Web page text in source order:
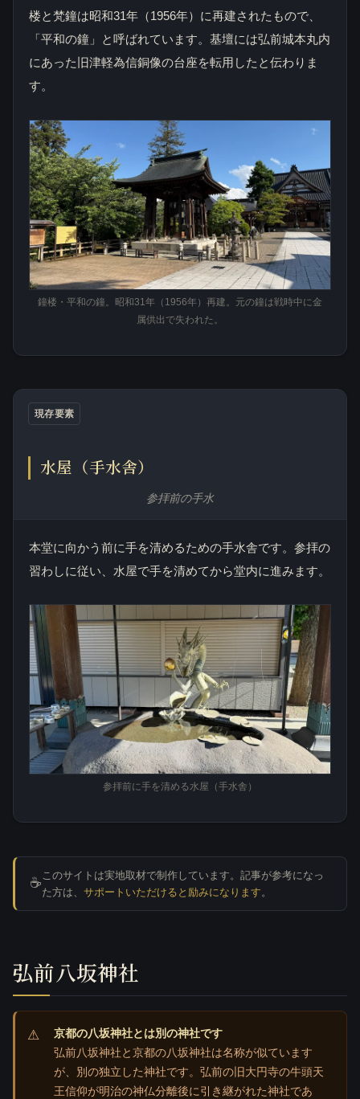
楼と梵鐘は昭和31年（1956年）に再建されたもので、
「平和の鐘」と呼ばれています。基壇には弘前城本丸内
にあった旧津軽為信銅像の台座を転用したと伝わりま
す。
鐘楼・平和の鐘。昭和31年（1956年）再建。元の鐘は戦時中に金
属供出で失われた。
現存要素
水屋（手水舎）
参拝前の手水
本堂に向かう前に手を清めるための手水舎です。参拝の
習わしに従い、水屋で手を清めてから堂内に進みます。
参拝前に手を清める水屋（手水舎）
☕ このサイトは実地取材で制作しています。記事が参考になっ
た方は、 サポートいただけると励みになります 。
弘前八坂神社
京都の八坂神社とは別の神社です
弘前八坂神社と京都の八坂神社は名称が似ています
が、別の独立した神社です。弘前の旧大円寺の牛頭天
王信仰が明治の神仏分離後に引き継がれた神社であ